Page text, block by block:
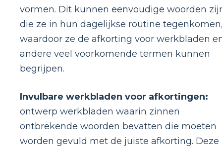
vormen. Dit kunnen eenvoudige woorden
die ze in hun dagelijkse routine
waardoor ze de afkorting voor werkbladen
andere veel voorkomende termen kunnen
begrijpen.
Invulbare werkbladen voor afkortingen:
ontwerp werkbladen waarin zinnen
ontbrekende woorden bevatten die moeten
worden gevuld met de juiste afkorting. Deze